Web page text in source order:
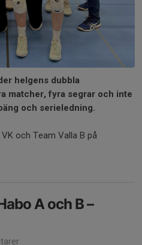
helgens dubbla
matcher, fyra segrar och inte
och serieledning.
och Team Valla B på
A och B –